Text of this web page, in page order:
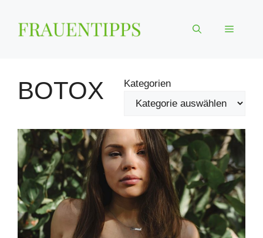
Inhalt
springen
Menü
BOTOX Kategorien